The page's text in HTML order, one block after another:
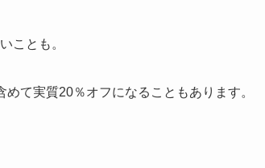
ことも。
て実質20％オフになることもあります。